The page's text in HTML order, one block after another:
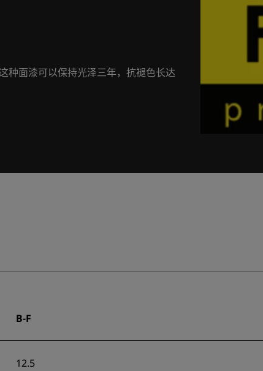
种面漆可以保持光泽三年，抗褪色长达
B-F
12.5